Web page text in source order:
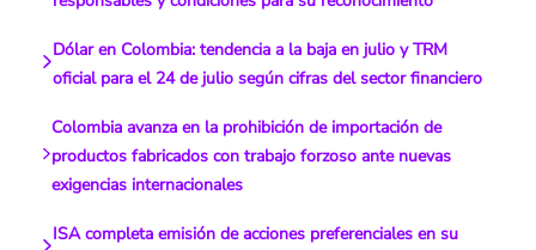
Dólar en Colombia: tendencia a la baja en julio y TRM
oficial para el 24 de julio según cifras del sector financiero
Colombia avanza en la prohibición de importación de
productos fabricados con trabajo forzoso ante nuevas
exigencias internacionales
ISA completa emisión de acciones preferenciales en su